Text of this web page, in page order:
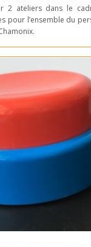
2 ateliers dans le
pour l’ensemble du